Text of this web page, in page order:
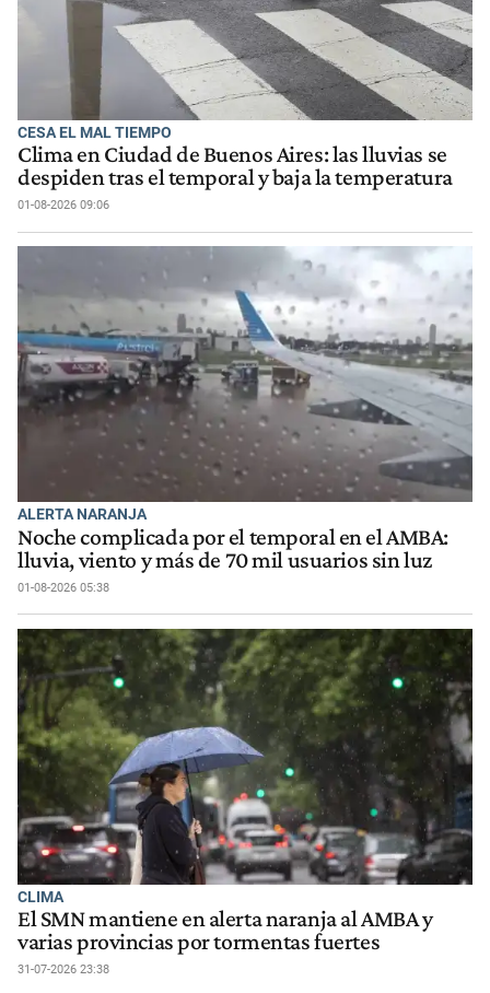
CESA EL MAL TIEMPO
Clima en Ciudad de Buenos Aires: las lluvias se
despiden tras el temporal y baja la temperatura
01-08-2026 09:06
ALERTA NARANJA
Noche complicada por el temporal en el AMBA:
lluvia, viento y más de 70 mil usuarios sin luz
01-08-2026 05:38
CLIMA
El SMN mantiene en alerta naranja al AMBA y
varias provincias por tormentas fuertes
31-07-2026 23:38